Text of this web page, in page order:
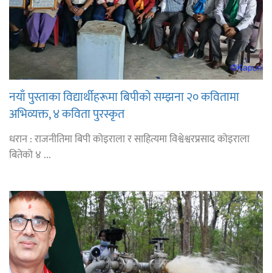
नयाँ पुस्ताका विद्यार्थीहरूमा बिपीको सम्झना २० कवितामा
अभिव्यक्त, ४ कविता पुरस्कृत
धरान : राजनीतिमा बिपी कोइराला र साहित्यमा विश्वेश्वरप्रसाद कोइराला
बितेको ४ ...